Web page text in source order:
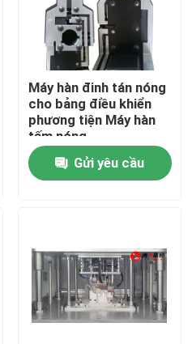
Máy hàn đinh tán nóng
cho bảng điều khiển
phương tiện Máy hàn
tấm nóng
Gửi yêu cầu